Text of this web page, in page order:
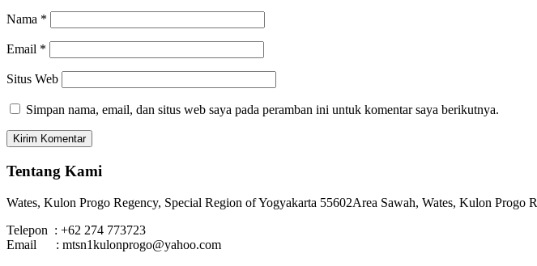
Nama *
Email *
Situs Web
Simpan nama, email, dan situs web saya pada peramban ini untuk komentar saya berikutnya.
Tentang Kami
Wates, Kulon Progo Regency, Special Region of Yogyakarta 55602Area Sawah, Wates, Kulon Progo
Telepon : +62 274 773723
Email : mtsn1kulonprogo@yahoo.com